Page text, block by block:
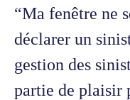
“Ma fenêtre ne
déclarer un
gestion des
partie de plaisir